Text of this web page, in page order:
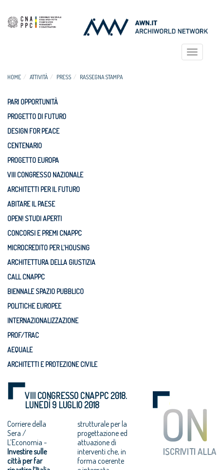
Toggle
HOME ATTIVITÀ PRESS RASSEGNA STAMPA
PARI OPPORTUNITÀ
PROGETTO DI FUTURO
DESIGN FOR PEACE
CENTENARIO
PROGETTO EUROPA
VIII CONGRESSO NAZIONALE
ARCHITETTI PER IL FUTURO
ABITARE IL PAESE
OPEN! STUDI APERTI
CONCORSI E PREMI CNAPPC
MICROCREDITO PER L'HOUSING
ARCHITETTURA DELLA GIUSTIZIA
CALL CNAPPC
BIENNALE SPAZIO PUBBLICO
POLITICHE EUROPEE
INTERNAZIONALIZZAZIONE
PROF/TRAC
AEQUALE
ARCHITETTI E PROTEZIONE CIVILE
VIII CONGRESSO CNAPPC 2018.
LUNEDÌ 9 LUGLIO 2018
Corriere della
Sera /
L’Economia -
Investire sulle
città per far
strutturale per la
progettazione ed
attuazione di
interventi che, in
forma coerente